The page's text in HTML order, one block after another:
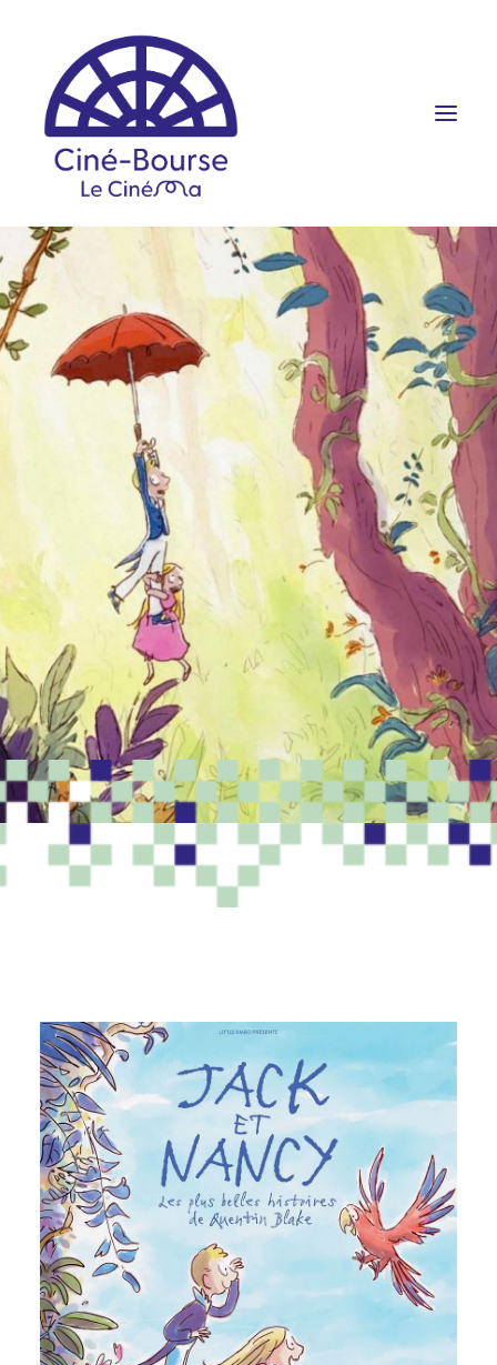
ÉVÉNEMENTS
SCOLAIRES
RÉSERVATION
PROGRAMME